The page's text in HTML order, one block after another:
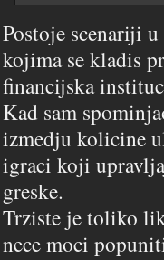
Postoje scenariji
kojima se kladis
financijska
Kad sam
izmedju kolicine
igraci koji
greske.
Trziste je toliko
nece moci